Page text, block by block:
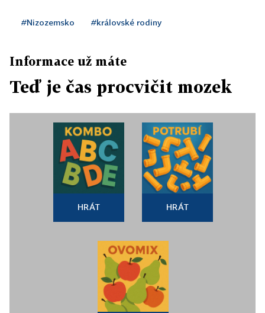
#Nizozemsko #královské rodiny
Informace už máte
Teď je čas procvičit mozek
HRÁT HRÁT